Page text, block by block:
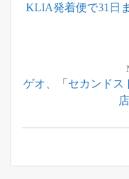
ナ
シ
ン
Previous
KLIA発着便で31日
Next
ゲオ、「セカンドス